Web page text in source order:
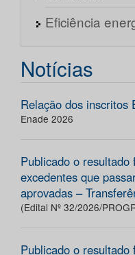
Eficiência
Notícias
Relação dos inscritos
Enade 2026
Publicado o resultado
excedentes que
aprovadas –
(Edital Nº 32/2026/
Publicado o resultado